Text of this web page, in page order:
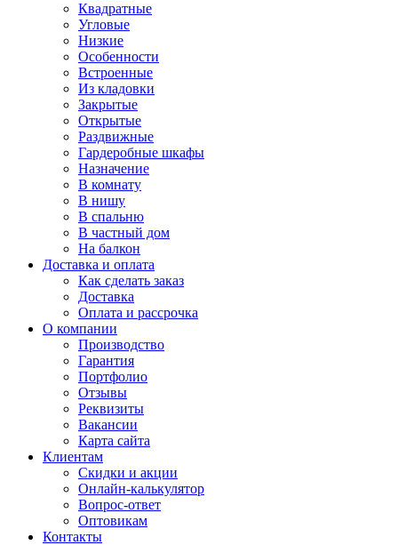
Квадратные
Угловые
Низкие
Особенности
Встроенные
Из кладовки
Закрытые
Открытые
Раздвижные
Гардеробные шкафы
Назначение
В комнату
В нишу
В спальню
В частный дом
На балкон
Доставка и оплата
Как сделать заказ
Доставка
Оплата и рассрочка
О компании
Производство
Гарантия
Портфолио
Отзывы
Реквизиты
Вакансии
Карта сайта
Клиентам
Скидки и акции
Онлайн-калькулятор
Вопрос-ответ
Оптовикам
Контакты